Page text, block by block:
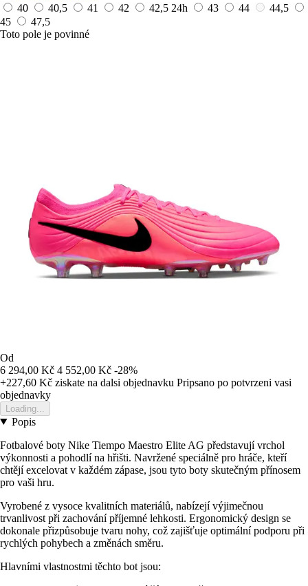
40
40,5 41 42 42,5 24h 43 44
44,5
45
47,5
Toto pole je povinné
Od
6 294,00 Kč 4 552,00 Kč -28%
+227,60 Kč ziskate na dalsi objednavku Pripsano po potvrzeni vasi
objednavky
Loading...
Popis
Fotbalové boty Nike Tiempo Maestro Elite AG představují vrchol
výkonnosti a pohodlí na hřišti. Navržené speciálně pro hráče, kteří
chtějí excelovat v každém zápase, jsou tyto boty skutečným přínosem
pro vaši hru.
Vyrobené z vysoce kvalitních materiálů, nabízejí výjimečnou
trvanlivost při zachování příjemné lehkosti. Ergonomický design se
dokonale přizpůsobuje tvaru nohy, což zajišťuje optimální podporu při
rychlých pohybech a změnách směru.
Hlavními vlastnostmi těchto bot jsou: